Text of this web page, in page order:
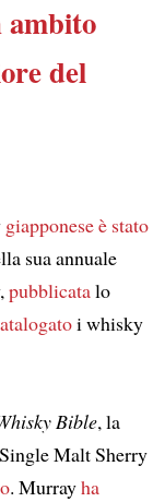
ambito
del
giapponeseè stato
sua annuale
pubblicatalo
i whisky
Bible, la
Malt Sherry
. Murrayha